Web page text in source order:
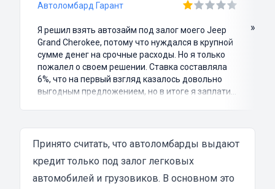
Автоломбард Гарант
Я решил взять автозайм под залог моего Jeep
Grand Cherokee, потому что нуждался в крупной
сумме денег на срочные расходы. Но я только
пожалел о своем решении. Ставка составляла
6%, что на первый взгляд казалось довольно
выгодным предложением, но в итоге я заплатил
затянутым и занял много времени и усилий.
Никакого профессионализма и
Разочарование и раздражение - это все, что я
испытал в результате этого кредита...
»
Принято считать, что автоломбарды выдают
кредит только под залог легковых
автомобилей и грузовиков. В основном это